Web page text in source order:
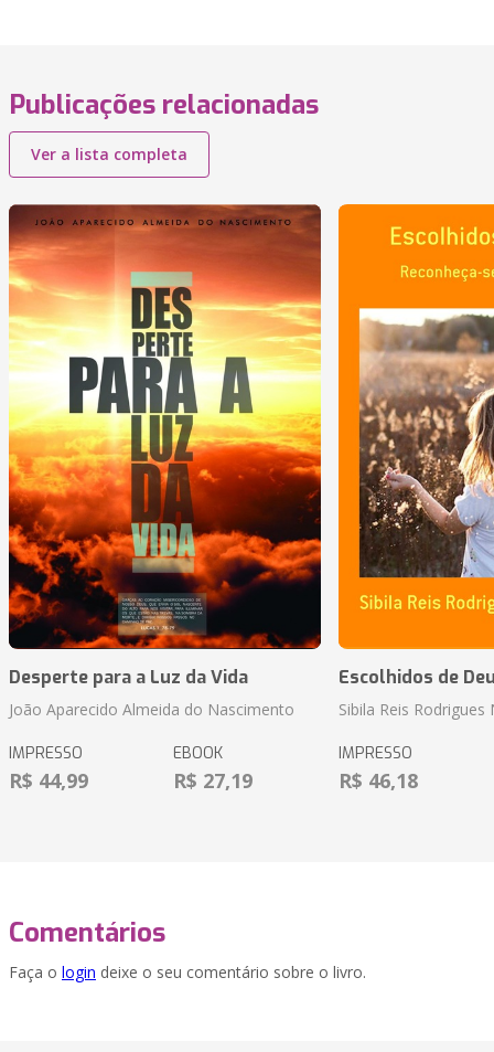
Publicações relacionadas
Ver a lista completa
Desperte para a Luz da Vida
João Aparecido Almeida do Nascimento
IMPRESSO
R$ 44,99
EBOOK
R$ 27,19
Escolhidos de
Sibila Reis
IMPRESSO
R$ 46,18
Comentários
Faça o login deixe o seu comentário sobre o livro.